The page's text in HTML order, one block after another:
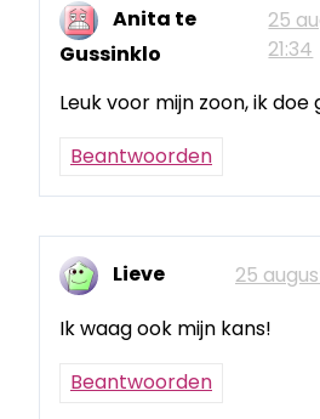
Anita te
Gussinklo
25
21:34
Leuk voor mijn zoon, ik doe
Beantwoorden
Lieve
25
Ik waag ook mijn kans!
Beantwoorden